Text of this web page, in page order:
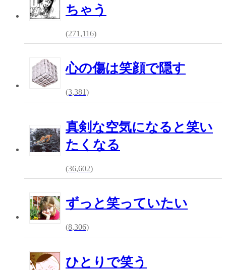
ちゃう
(271,116)
心の傷は笑顔で隠す
(3,381)
真剣な空気になると笑い
たくなる
(36,602)
ずっと笑っていたい
(8,306)
ひとりで笑う